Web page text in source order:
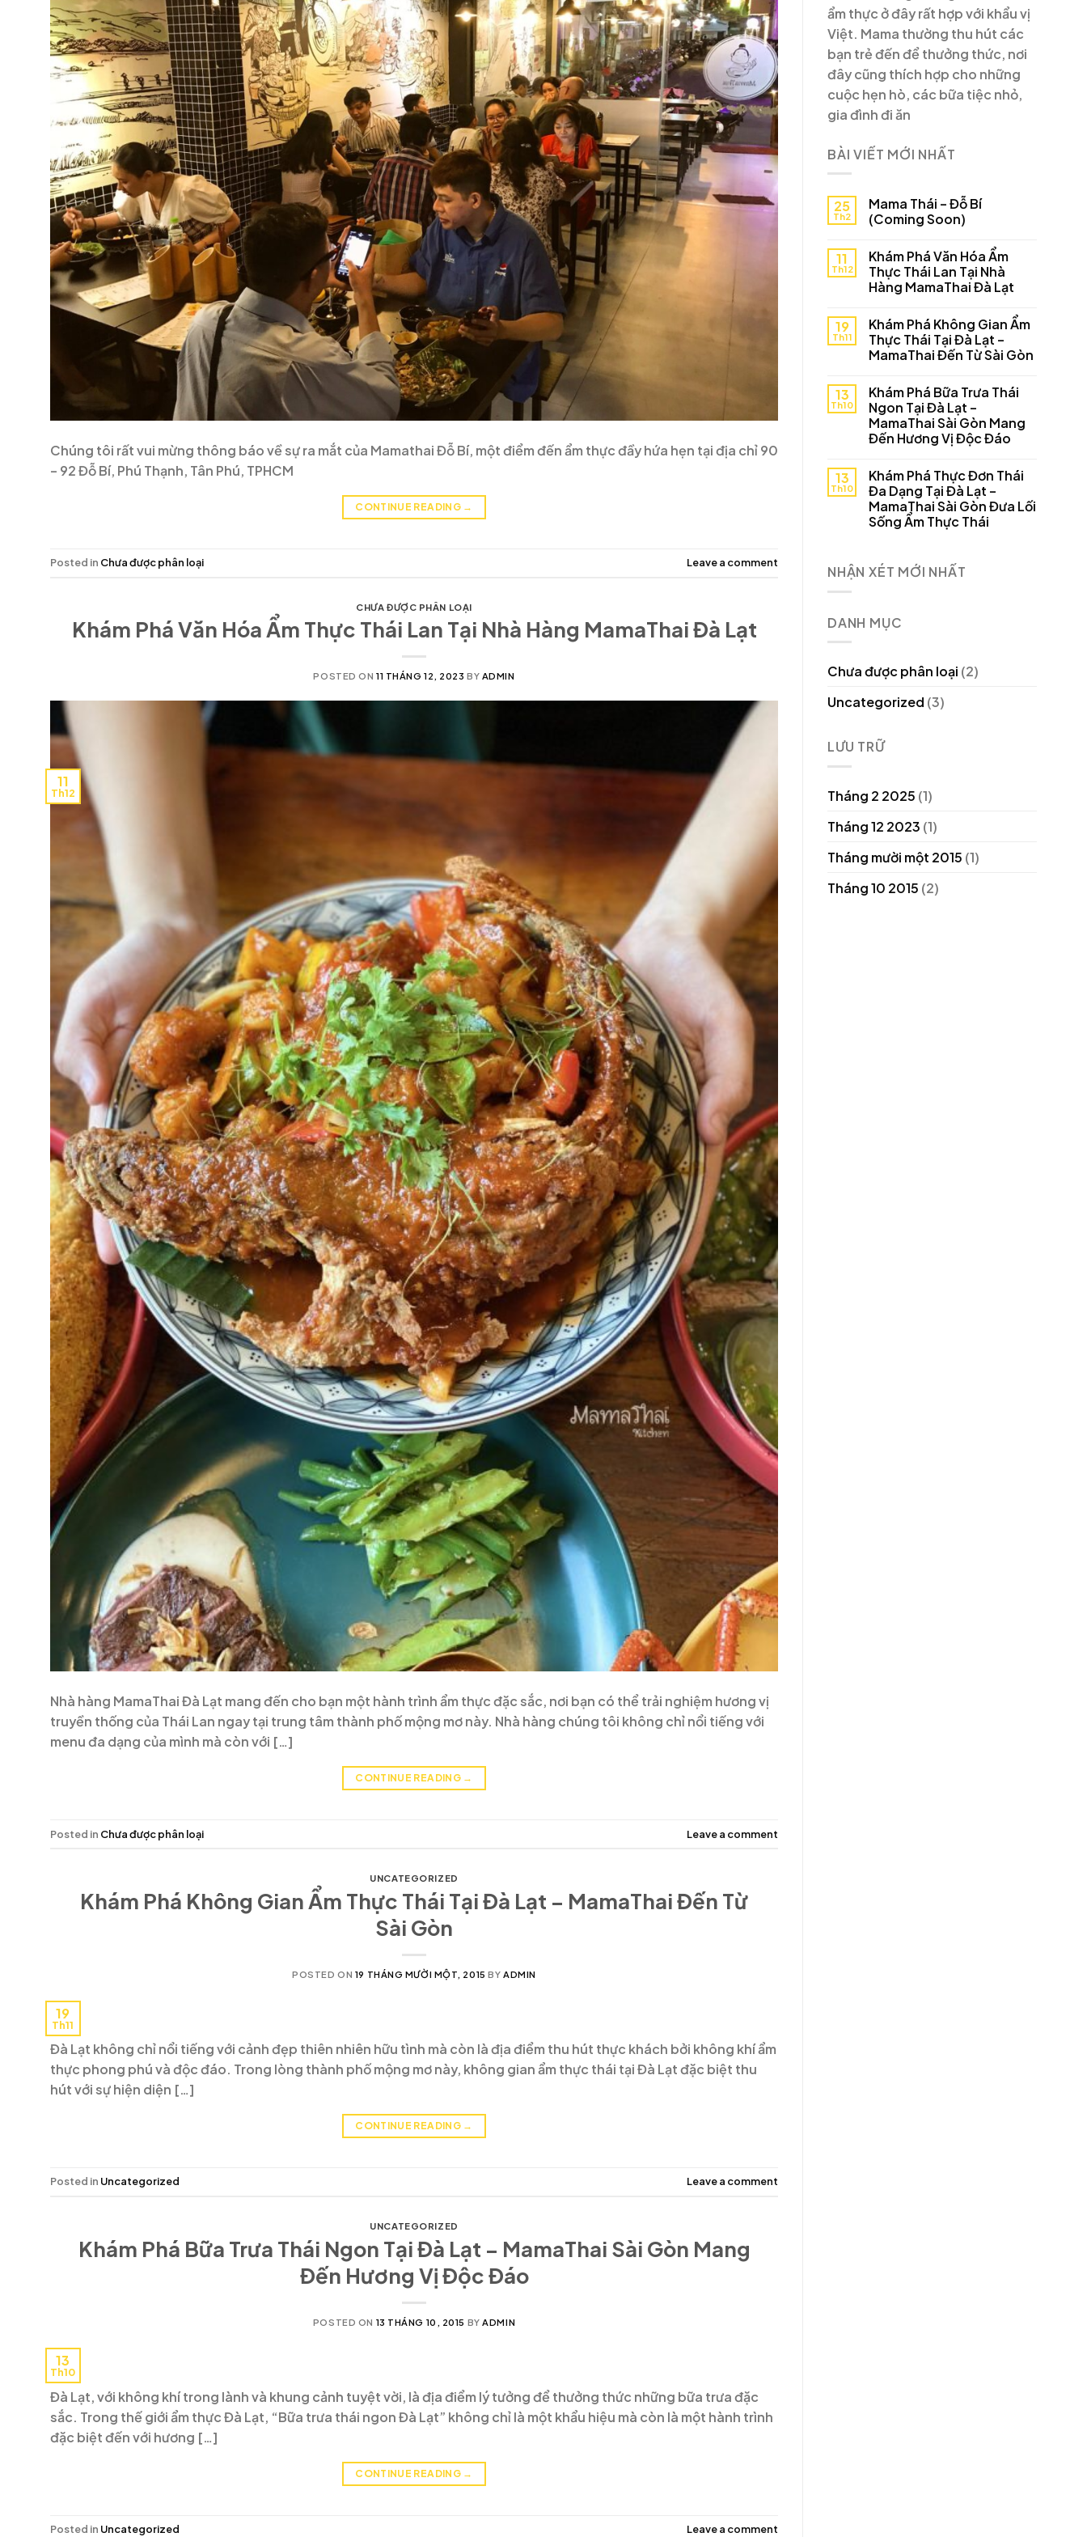
Chúng tôi rất vui mừng thông báo về sự ra mắt của Mamathai Đỗ Bí, một điểm đến ẩm thực đầy hứa hẹn tại địa chỉ 90
– 92 Đỗ Bí, Phú Thạnh, Tân Phú, TPHCM
CONTINUE READING →
Posted in Chưa được phân loại Leave a comment
CHƯA ĐƯỢC PHÂN LOẠI
Khám Phá Văn Hóa Ẩm Thực Thái Lan Tại Nhà Hàng MamaThai Đà Lạt
POSTED ON 11 THÁNG 12, 2023 BY ADMIN
11
Th12
Nhà hàng MamaThai Đà Lạt mang đến cho bạn một hành trình ẩm thực đặc sắc, nơi bạn có thể trải nghiệm hương vị
truyền thống của Thái Lan ngay tại trung tâm thành phố mộng mơ này. Nhà hàng chúng tôi không chỉ nổi tiếng với
menu đa dạng của mình mà còn với […]
CONTINUE READING →
Posted in Chưa được phân loại Leave a comment
UNCATEGORIZED
Khám Phá Không Gian Ẩm Thực Thái Tại Đà Lạt – MamaThai Đến Từ
Sài Gòn
POSTED ON 19 THÁNG MƯỜI MỘT, 2015 BY ADMIN
19
Th11
Đà Lạt không chỉ nổi tiếng với cảnh đẹp thiên nhiên hữu tình mà còn là địa điểm thu hút thực khách bởi không khí ẩm
thực phong phú và độc đáo. Trong lòng thành phố mộng mơ này, không gian ẩm thực thái tại Đà Lạt đặc biệt thu
hút với sự hiện diện […]
CONTINUE READING →
Posted in Uncategorized Leave a comment
UNCATEGORIZED
Khám Phá Bữa Trưa Thái Ngon Tại Đà Lạt – MamaThai Sài Gòn Mang
Đến Hương Vị Độc Đáo
POSTED ON 13 THÁNG 10, 2015 BY ADMIN
13
Th10
Đà Lạt, với không khí trong lành và khung cảnh tuyệt vời, là địa điểm lý tưởng để thưởng thức những bữa trưa đặc
sắc. Trong thế giới ẩm thực Đà Lạt, “Bữa trưa thái ngon Đà Lạt” không chỉ là một khẩu hiệu mà còn là một hành trình
đặc biệt đến với hương […]
CONTINUE READING →
Posted in Uncategorized Leave a comment
ẩm thực ở đây rất hợp với khẩu vị
Việt. Mama thường thu hút các
bạn trẻ đến để thưởng thức, nơi
đây cũng thích hợp cho những
cuộc hẹn hò, các bữa tiệc nhỏ,
gia đình đi ăn
BÀI VIẾT MỚI NHẤT
25
Th2
Mama Thái – Đỗ Bí
(Coming Soon)
11
Th12
Khám Phá Văn Hóa Ẩm
Thực Thái Lan Tại Nhà
Hàng MamaThai Đà Lạt
19
Th11
Khám Phá Không Gian Ẩm
Thực Thái Tại Đà Lạt –
MamaThai Đến Từ Sài Gòn
13
Th10
Khám Phá Bữa Trưa Thái
Ngon Tại Đà Lạt –
MamaThai Sài Gòn Mang
Đến Hương Vị Độc Đáo
13
Th10
Khám Phá Thực Đơn Thái
Đa Dạng Tại Đà Lạt –
MamaThai Sài Gòn Đưa Lối
Sống Ẩm Thực Thái
NHẬN XÉT MỚI NHẤT
DANH MỤC
Chưa được phân loại (2)
Uncategorized (3)
LƯU TRỮ
Tháng 2 2025 (1)
Tháng 12 2023 (1)
Tháng mười một 2015 (1)
Tháng 10 2015 (2)